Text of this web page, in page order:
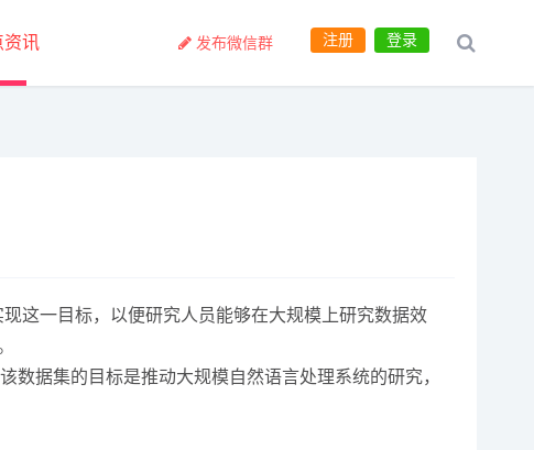
资讯 登录
注册
发布微信群
这一目标，以便研究人员能够在大规模上研究数据效
据集的目标是推动大规模自然语言处理系统的研究，